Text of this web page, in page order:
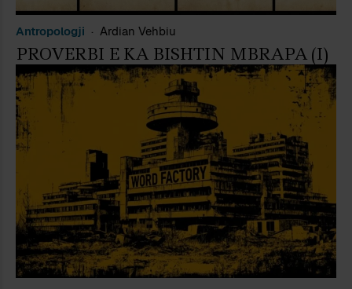
Antropologji Ardian Vehbiu
PROVERBI E KA BISHTIN MBRAPA (I)